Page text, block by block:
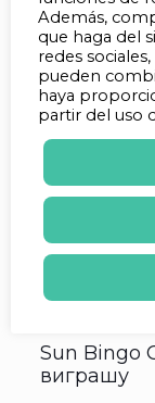
яке дбає
ресурси
азартні
хобі, а не
підкреслює
ігрового
іграми,
лояльність.
Sun Bingo
виграшу
Además,
que haga del
redes
pueden
haya
partir del uso